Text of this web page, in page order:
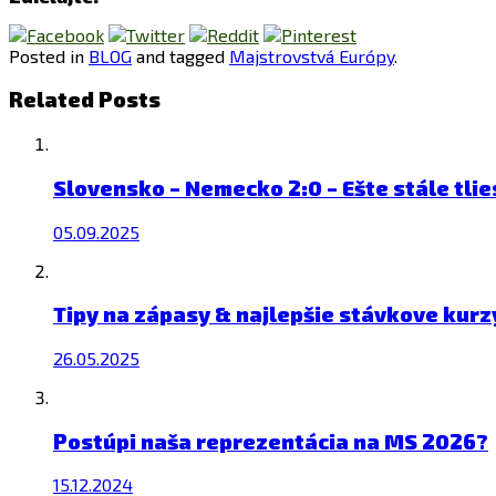
Posted in BLOG and tagged Majstrovstvá Európy.
Related Posts
Slovensko – Nemecko 2:0 – Ešte stále
05.09.2025
Tipy na zápasy & najlepšie stávkove
26.05.2025
Postúpi naša reprezentácia na MS 2026?
15.12.2024